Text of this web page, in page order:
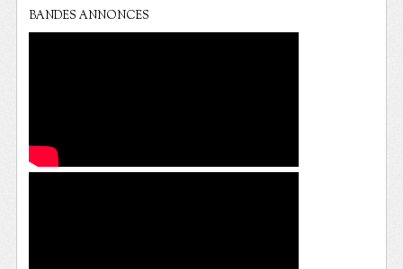
BANDES ANNONCES